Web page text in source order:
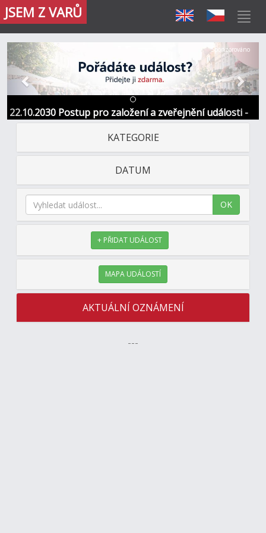
JSEM Z VARŮ
22.10.2030 Postup pro založení a zveřejnění události -
Informace / kontakt
Předchozí Další
Sponzorováno
KATEGORIE
DATUM
OK
+ PŘIDAT UDÁLOST
MAPA UDÁLOSTÍ
AKTUÁLNÍ OZNÁMENÍ
---